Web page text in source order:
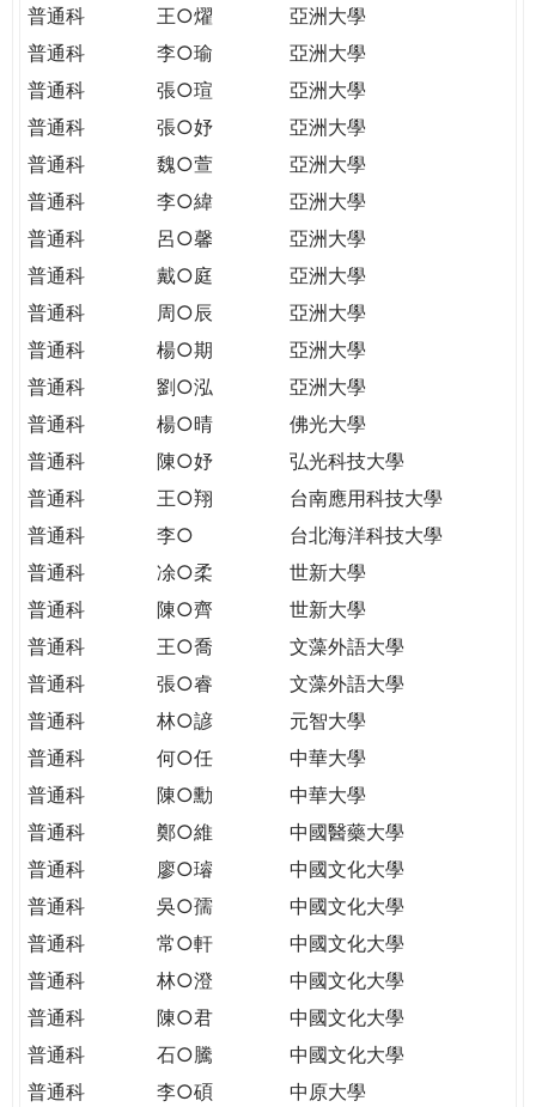
普通科
王○燿
亞洲大學
普通科
李○瑜
亞洲大學
普通科
張○瑄
亞洲大學
普通科
張○妤
亞洲大學
普通科
魏○萱
亞洲大學
普通科
李○緯
亞洲大學
普通科
呂○馨
亞洲大學
普通科
戴○庭
亞洲大學
普通科
周○辰
亞洲大學
普通科
楊○期
亞洲大學
普通科
劉○泓
亞洲大學
普通科
楊○晴
佛光大學
普通科
陳○妤
弘光科技大學
普通科
王○翔
台南應用科技大學
普通科
李○
台北海洋科技大學
普通科
凃○柔
世新大學
普通科
陳○齊
世新大學
普通科
王○喬
文藻外語大學
普通科
張○睿
文藻外語大學
普通科
林○諺
元智大學
普通科
何○任
中華大學
普通科
陳○勳
中華大學
普通科
鄭○維
中國醫藥大學
普通科
廖○璿
中國文化大學
普通科
吳○孺
中國文化大學
普通科
常○軒
中國文化大學
普通科
林○澄
中國文化大學
普通科
陳○君
中國文化大學
普通科
石○騰
中國文化大學
普通科
李○碩
中原大學